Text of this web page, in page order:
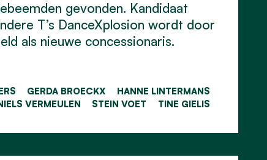
gevonden. Kandidaat
T’s DanceXplosion wordt door
als nieuwe concessionaris.
GERDA BROECKX
HANNE LINTERMANS
VERMEULEN
STEIN VOET TINE GIELIS